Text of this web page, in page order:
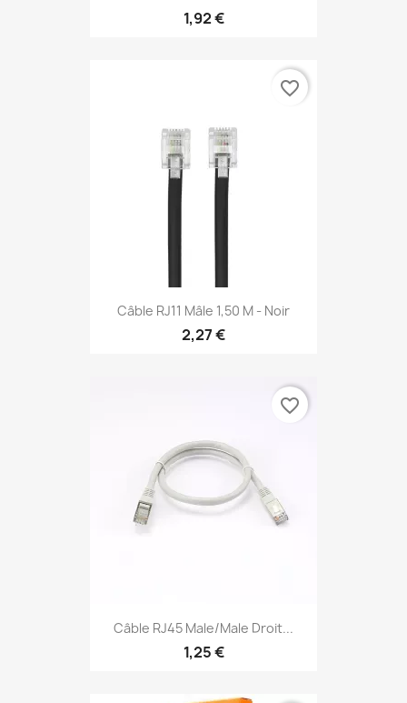
1,92 €
Câble RJ11 Mâle 1,50 M - Noir
2,27 €
favorite_border
Câble RJ45 Male/Male Droit...
1,25 €
favorite_border